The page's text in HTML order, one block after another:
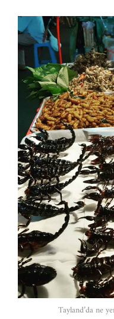
Tayland’da ne